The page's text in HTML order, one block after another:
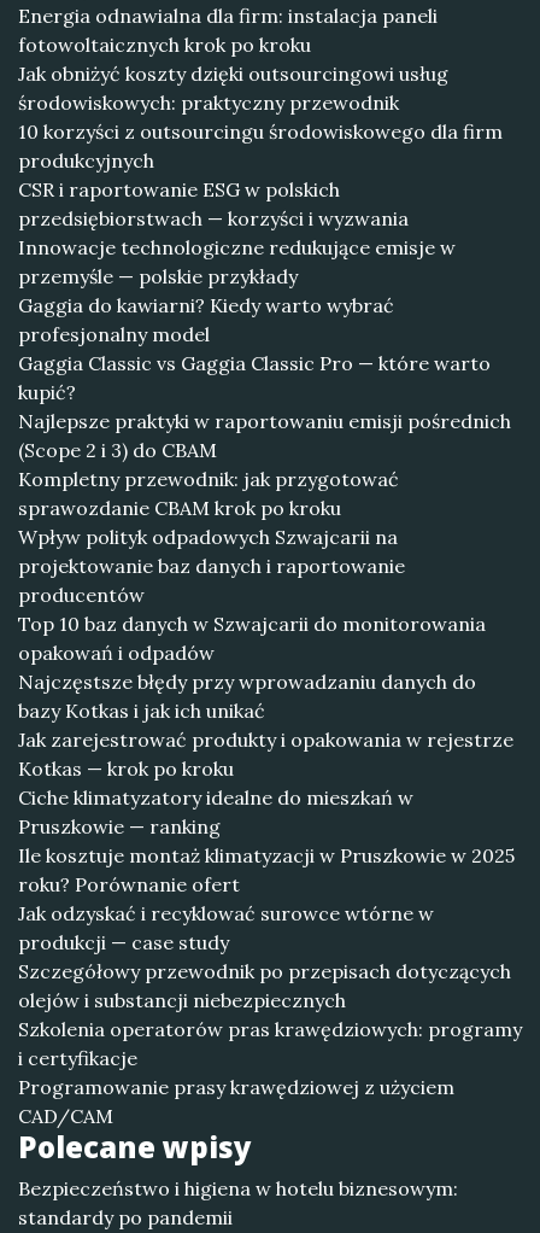
Energia odnawialna dla firm: instalacja paneli
fotowoltaicznych krok po kroku
Jak obniżyć koszty dzięki outsourcingowi usług
środowiskowych: praktyczny przewodnik
10 korzyści z outsourcingu środowiskowego dla firm
produkcyjnych
CSR i raportowanie ESG w polskich
przedsiębiorstwach — korzyści i wyzwania
Innowacje technologiczne redukujące emisje w
przemyśle — polskie przykłady
Gaggia do kawiarni? Kiedy warto wybrać
profesjonalny model
Gaggia Classic vs Gaggia Classic Pro — które warto
kupić?
Najlepsze praktyki w raportowaniu emisji pośrednich
(Scope 2 i 3) do CBAM
Kompletny przewodnik: jak przygotować
sprawozdanie CBAM krok po kroku
Wpływ polityk odpadowych Szwajcarii na
projektowanie baz danych i raportowanie
producentów
Top 10 baz danych w Szwajcarii do monitorowania
opakowań i odpadów
Najczęstsze błędy przy wprowadzaniu danych do
bazy Kotkas i jak ich unikać
Jak zarejestrować produkty i opakowania w rejestrze
Kotkas — krok po kroku
Ciche klimatyzatory idealne do mieszkań w
Pruszkowie — ranking
Ile kosztuje montaż klimatyzacji w Pruszkowie w 2025
roku? Porównanie ofert
Jak odzyskać i recyklować surowce wtórne w
produkcji — case study
Szczegółowy przewodnik po przepisach dotyczących
olejów i substancji niebezpiecznych
Szkolenia operatorów pras krawędziowych: programy
i certyfikacje
Programowanie prasy krawędziowej z użyciem
CAD/CAM
Polecane wpisy
Bezpieczeństwo i higiena w hotelu biznesowym:
standardy po pandemii